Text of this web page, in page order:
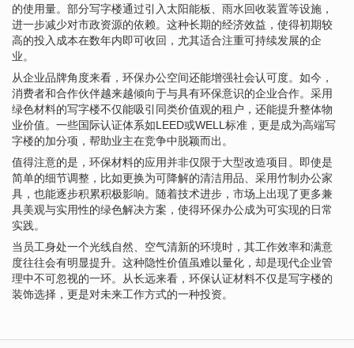
的使用量。部分写字楼通过引入太阳能板、雨水回收装置等设施，
进一步减少对市政资源的依赖。这种长期的经济效益，使得初期较
高的投入成本在数年内即可收回，尤其适合注重可持续发展的企
业。
从企业品牌角度来看，环保办公空间还能增强社会认可度。如今，
消费者和合作伙伴越来越倾向于与具有环保意识的企业合作。采用
绿色材料的写字楼不仅能吸引同类价值观的租户，还能提升整体物
业价值。一些国际认证体系如LEED或WELL标准，更是成为高端写
字楼的加分项，帮助业主在竞争中脱颖而出。
值得注意的是，环保材料的应用并非仅限于大型改造项目。即使是
简单的细节调整，比如更换为可降解的清洁用品、采用竹制办公家
具，也能逐步积累积极影响。随着技术进步，市场上出现了更多兼
具美观与实用性的绿色解决方案，使得环保办公成为可实现的日常
实践。
当员工身处一个光线自然、空气清新的环境时，其工作效率和满意
度往往会有明显提升。这种隐性价值虽难以量化，却是现代企业管
理中不可忽视的一环。从长远来看，环保认证材料不仅是写字楼的
装饰选择，更是对未来工作方式的一种投资。